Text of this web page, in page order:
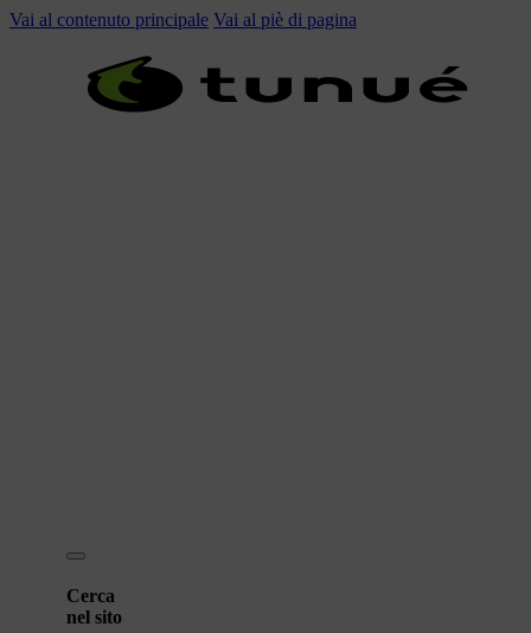
Vai al contenuto principale Vai al piè di pagina
Cerca
nel sito